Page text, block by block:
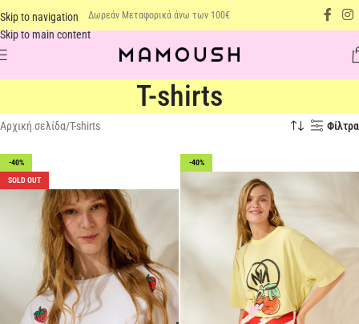
Skip to navigation
Skip to main content
Δωρεάν Μεταφορικά άνω των 100€
T-shirts
Αρχική σελίδα T-shirts Φίλτρα
-40%
SOLD OUT
-40%